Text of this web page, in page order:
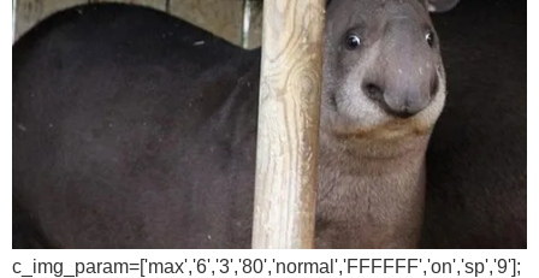
c_img_param=['max','6','3','80','normal','FFFFFF','on','sp','9'];